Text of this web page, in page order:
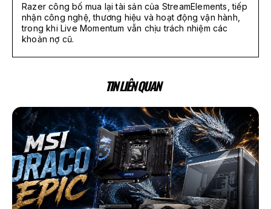
Razer công bố mua lại tài sản của StreamElements, tiếp
nhận công nghệ, thương hiệu và hoạt động vận hành,
trong khi Live Momentum vẫn chịu trách nhiệm các
khoản nợ cũ.
TIN LIÊN QUAN